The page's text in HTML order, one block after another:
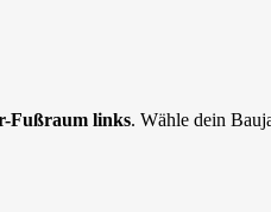
Fußraum links. Wähle dein